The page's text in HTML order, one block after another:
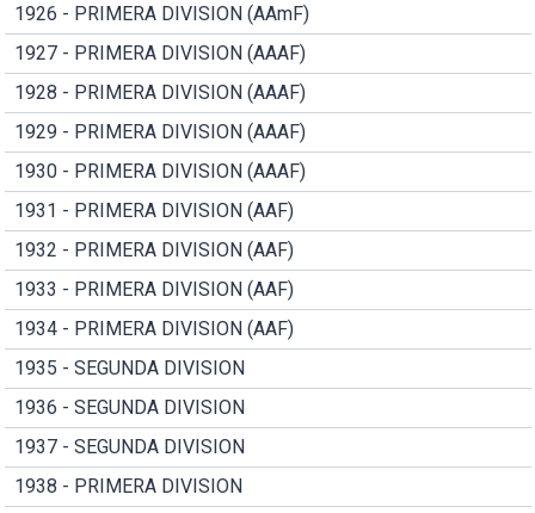
1926 - PRIMERA DIVISION (AAmF)
1927 - PRIMERA DIVISION (AAAF)
1928 - PRIMERA DIVISION (AAAF)
1929 - PRIMERA DIVISION (AAAF)
1930 - PRIMERA DIVISION (AAAF)
1931 - PRIMERA DIVISION (AAF)
1932 - PRIMERA DIVISION (AAF)
1933 - PRIMERA DIVISION (AAF)
1934 - PRIMERA DIVISION (AAF)
1935 - SEGUNDA DIVISION
1936 - SEGUNDA DIVISION
1937 - SEGUNDA DIVISION
1938 - PRIMERA DIVISION